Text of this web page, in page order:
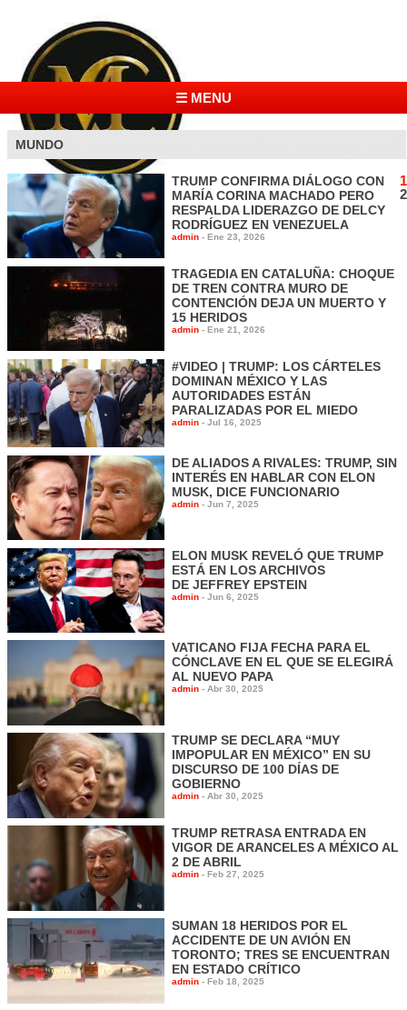
☰ MENU
MUNDO
TRUMP CONFIRMA DIÁLOGO CON
MARÍA CORINA MACHADO PERO
RESPALDA LIDERAZGO DE DELCY
RODRÍGUEZ EN VENEZUELA
admin - Ene 23, 2026
TRAGEDIA EN CATALUÑA: CHOQUE
DE TREN CONTRA MURO DE
CONTENCIÓN DEJA UN MUERTO Y
15 HERIDOS
admin - Ene 21, 2026
#VIDEO | TRUMP: LOS CÁRTELES
DOMINAN MÉXICO Y LAS
AUTORIDADES ESTÁN
PARALIZADAS POR EL MIEDO
admin - Jul 16, 2025
DE ALIADOS A RIVALES: TRUMP, SIN
INTERÉS EN HABLAR CON ELON
MUSK, DICE FUNCIONARIO
admin - Jun 7, 2025
ELON MUSK REVELÓ QUE TRUMP
ESTÁ EN LOS ARCHIVOS
DE JEFFREY EPSTEIN
admin - Jun 6, 2025
VATICANO FIJA FECHA PARA EL
CÓNCLAVE EN EL QUE SE ELEGIRÁ
AL NUEVO PAPA
admin - Abr 30, 2025
TRUMP SE DECLARA “MUY
IMPOPULAR EN MÉXICO” EN SU
DISCURSO DE 100 DÍAS DE
GOBIERNO
admin - Abr 30, 2025
TRUMP RETRASA ENTRADA EN
VIGOR DE ARANCELES A MÉXICO AL
2 DE ABRIL
admin - Feb 27, 2025
SUMAN 18 HERIDOS POR EL
ACCIDENTE DE UN AVIÓN EN
TORONTO; TRES SE ENCUENTRAN
EN ESTADO CRÍTICO
admin - Feb 18, 2025
1
2